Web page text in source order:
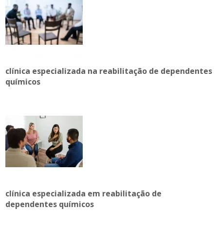
clínica especializada na reabilitação de dependentes
químicos
clínica especializada em reabilitação de
dependentes químicos